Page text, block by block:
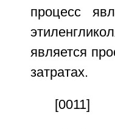
процесс
является
затратах.
[0011]